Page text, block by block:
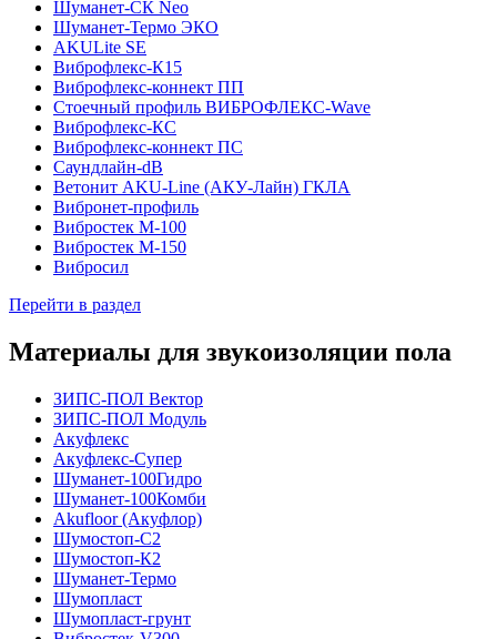
Шуманет-СК Neo
Шуманет-Термо ЭКО
AKULite SE
Виброфлекс-К15
Виброфлекс-коннект ПП
Стоечный профиль ВИБРОФЛЕКС-Wave
Виброфлекс-КС
Виброфлекс-коннект ПС
Саундлайн-dB
Ветонит AKU-Line (AКУ-Лайн) ГКЛА
Вибронет-профиль
Вибростек М-100
Вибростек М-150
Вибросил
Перейти в раздел
Материалы для звукоизоляции пола
ЗИПС-ПОЛ Вектор
ЗИПС-ПОЛ Модуль
Акуфлекс
Акуфлекс-Супер
Шуманет-100Гидро
Шуманет-100Комби
Akufloor (Акуфлор)
Шумостоп-С2
Шумостоп-К2
Шуманет-Термо
Шумопласт
Шумопласт-грунт